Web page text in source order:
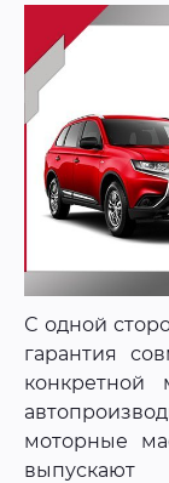
С одной
гарантия
моторные